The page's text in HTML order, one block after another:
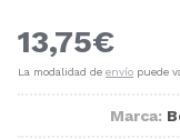
13,75€
La modalidad de envío puede
Marca: